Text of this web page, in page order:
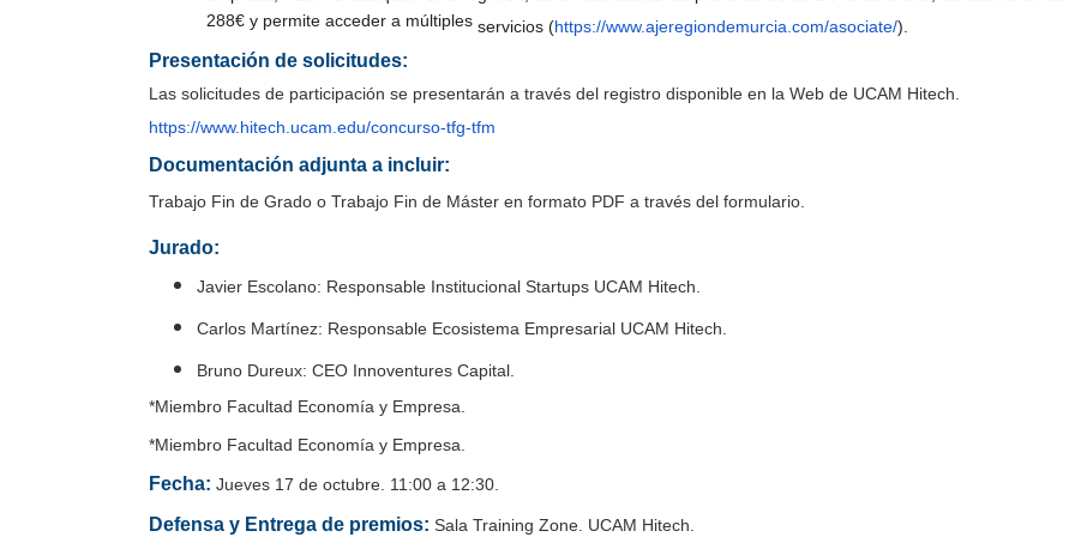
288€ y permite acceder a múltiples servicios (https://www.ajeregiondemurcia.com/asociate/).
Presentación de solicitudes:
Las solicitudes de participación se presentarán a través del registro disponible en la Web de UCAM Hitech.
https://www.hitech.ucam.edu/concurso-tfg-tfm
Documentación adjunta a incluir:
Trabajo Fin de Grado o Trabajo Fin de Máster en formato PDF a través del formulario.
Jurado:
Javier Escolano: Responsable Institucional Startups UCAM Hitech.
Carlos Martínez: Responsable Ecosistema Empresarial UCAM Hitech.
Bruno Dureux: CEO Innoventures Capital.
*Miembro Facultad Economía y Empresa.
*Miembro Facultad Economía y Empresa.
Fecha: Jueves 17 de octubre. 11:00 a 12:30.
Defensa y Entrega de premios: Sala Training Zone. UCAM Hitech.